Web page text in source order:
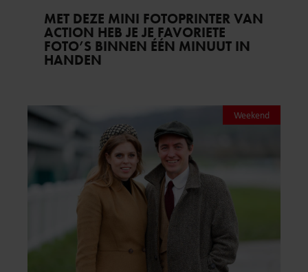
MET DEZE MINI FOTOPRINTER VAN
ACTION HEB JE JE FAVORIETE
FOTO’S BINNEN ÉÉN MINUUT IN
HANDEN
Weekend